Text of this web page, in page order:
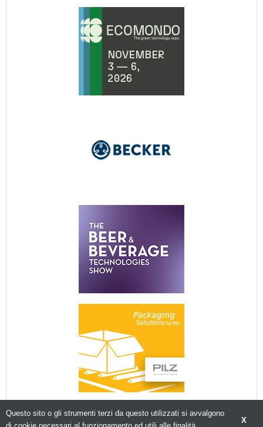
X
Questo sito o gli strumenti terzi da questo utilizzati si avvalgono